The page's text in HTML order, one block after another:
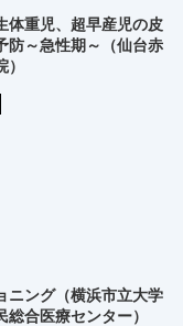
体重児、超早産児の皮
防～急性期～（仙台赤
ニング（横浜市立大学
総合医療センター）